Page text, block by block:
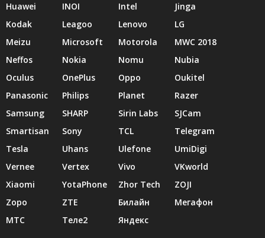
Huawei
INOI Intel
Jinga
Kodak
Leagoo Lenovo
LG
Meizu
Microsoft Motorola
MWC 2018
Neffos
Nokia Nomu
Nubia
Oculus
OnePlus Oppo
Oukitel
Panasonic
Philips Planet
Razer
Samsung
SHARP Sirin Labs
SJCam
Smartisan
Sony TCL
Telegram
Tesla
Uhans Ulefone
UmiDigi
Vernee
Vertex Vivo
VKworld
Xiaomi
YotaPhone Zhor Tech
ZOJI
Zopo
ZTE Билайн
Мегафон
МТС
Теле2 Яндекс